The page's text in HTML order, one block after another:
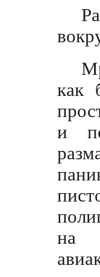
как
и
на